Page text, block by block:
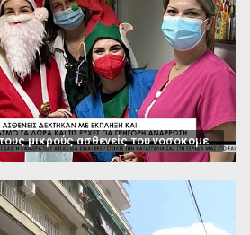
Δώρα και χαμόγελα στους μικρούς ασθενείς του νοσοκομείου Παπαγεωργίου